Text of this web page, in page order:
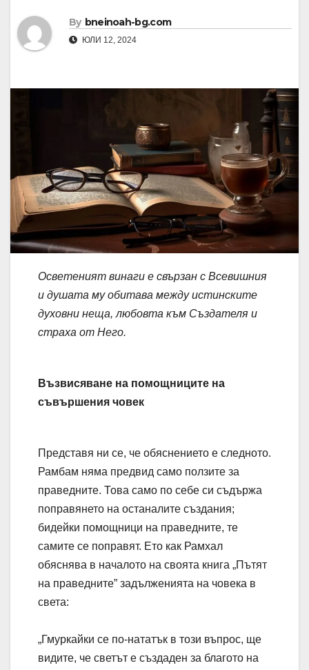
By bneinoah-bg.com
ЮЛИ 12, 2024
Осветеният винаги е свързан с Всевишния
и душата му обитава между истинските
духовни неща, любовта към Създателя и
страха от Него.
Възвисяване на помощниците на
съвършения човек
Представя ни се, че обяснението е следното.
Рамбам няма предвид само ползите за
праведните. Това само по себе си съдържа
поправянето на останалите създания;
бидейки помощници на праведните, те
самите се поправят. Ето как Рамхал
обяснява в началото на своята книга „Пътят
на праведните” задълженията на човека в
света:
„Гмуркайки се по-нататък в този въпрос, ще
видите, че светът е създаден за благото на